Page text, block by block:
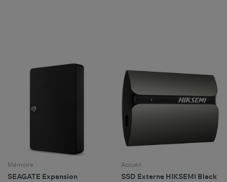
Mémoire
SEAGATE Expansion
Accueil
SSD Externe HIKSEMI Black